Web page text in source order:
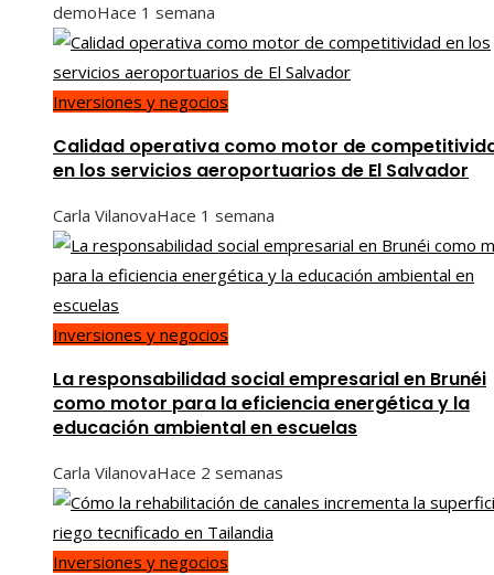
demoHace 1 semana
Inversiones y negocios
Calidad operativa como motor de
en los servicios aeroportuarios de El Salvador
Carla VilanovaHace 1 semana
Inversiones y negocios
La responsabilidad social empresarial en Brunéi
como motor para la eficiencia energética y la
educación ambiental en escuelas
Carla VilanovaHace 2 semanas
Inversiones y negocios